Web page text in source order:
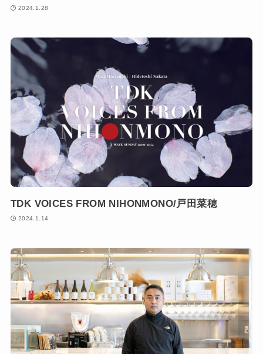
2024.1.28
TDK VOICES FROM NIHONMONO/戸田菜穂
2024.1.14